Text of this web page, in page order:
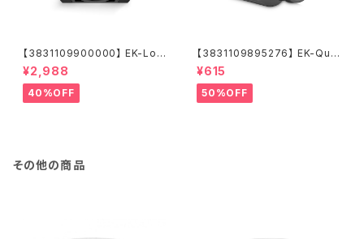
【3831109900000】 EK-Loo
p Fan FPT 120 - Black (550
-2300rpm)
¥2,988
40%OFF
【3831109895276】 EK-Qua
ntum Torque Push-In Adap
ter M 14 - Black Nickel
¥615
50%OFF
その他の商品